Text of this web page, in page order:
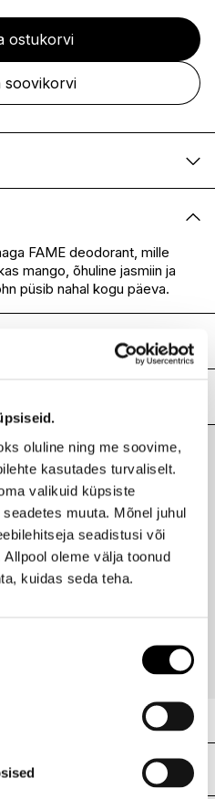
oluline ning me soovime,
kasutades turvaliselt.
valikuid küpsiste
muuta. Mõnel juhul
seadistusi või
oleme välja toonud
kuidas seda teha.
ostukorvi
soovikorvi
FAME deodorant, mille
mango, õhuline jasmiin ja
püsib nahal kogu päeva.
tooted